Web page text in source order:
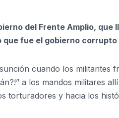
del Frente Amplio, que
fue el gobierno corrupto
cuando los militantes
a los mandos militares
torturadores y hacia los